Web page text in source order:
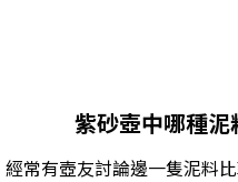
紫砂壺中哪種泥
經常有壺友討論邊一隻泥料